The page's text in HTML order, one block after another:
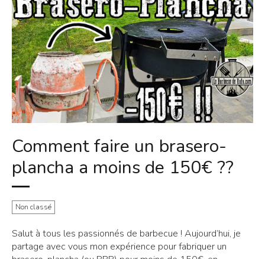
Comment faire un brasero-
plancha a moins de 150€ ??
Non classé
Salut à tous les passionnés de barbecue ! Aujourd’hui, je
partage avec vous mon expérience pour fabriquer un